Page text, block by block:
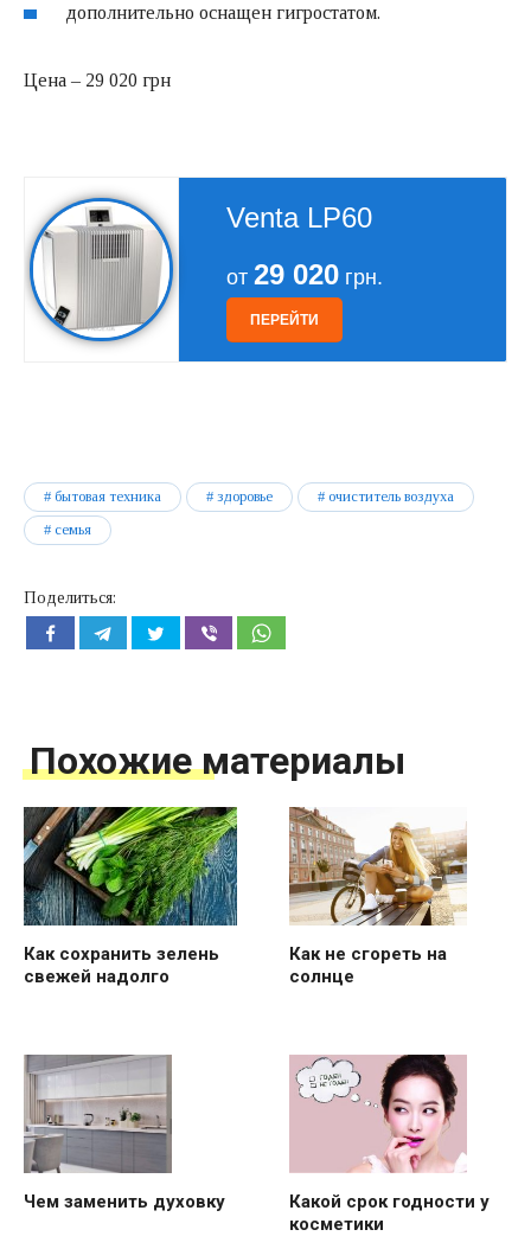
дополнительно оснащен гигростатом.
Цена – 29 020 грн
Venta LP60
от 29 020 грн.
ПЕРЕЙТИ
бытовая техника здоровье очиститель воздуха
семья
Поделиться:
Похожие материалы
Как сохранить зелень
свежей надолго
Как не сгореть на
солнце
Чем заменить духовку
Какой срок годности у
косметики